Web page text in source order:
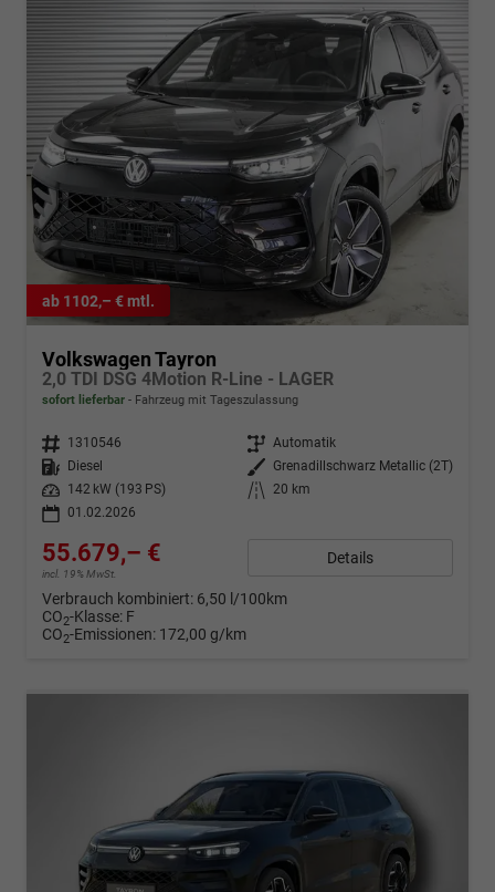
ab 1102,– € mtl.
Volkswagen Tayron
2,0 TDI DSG 4Motion R-Line - LAGER
sofort lieferbar Fahrzeug mit Tageszulassung
Fahrzeugnr. 1310546 Getriebe Automatik
Kraftstoff
Diesel Außenfarbe
Grenadillschwarz Metallic (2T)
Leistung
142 kW (193 PS) Kilometerstand
20 km
01.02.2026
55.679,– €
incl. 19% MwSt.
Details
Verbrauch kombiniert: 6,50 l/100km
CO2-Klasse: F
CO2-Emissionen: 172,00 g/km